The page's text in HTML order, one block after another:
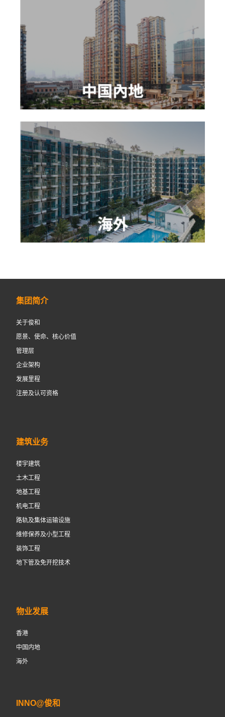
集团简介
关于俊和
愿景、使命、核心价值
管理层
企业架构
发展里程
注册及认可资格
建筑业务
楼宇建筑
土木工程
地基工程
机电工程
路轨及集体运输设施
维修保养及小型工程
装饰工程
地下管及免开挖技术
物业发展
香港
中国内地
海外
INNO@俊和